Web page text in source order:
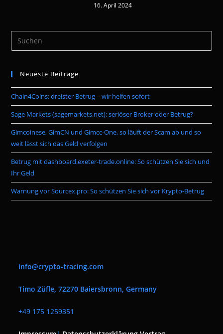
16. April 2024
the
Neueste Beiträge
Chain4Coins: dreister Betrug – wir helfen sofort
Sage Markets (sagemarkets.net): seriöser Broker oder Betrug?
Gimcoinese, GimCN und Gimcc-One, so läuft der Scam ab und so
weit lässt sich das Geld verfolgen
Betrug mit dashboard.exeter-trade.online: So schützen Sie sich und
Ihr Geld
Warnung vor Sourcex.pro: So schützen Sie sich vor Krypto-Betrug
info@crypto-tracing.com
Timo Züfle, 72270 Baiersbronn, Germany
+49 175 1259351